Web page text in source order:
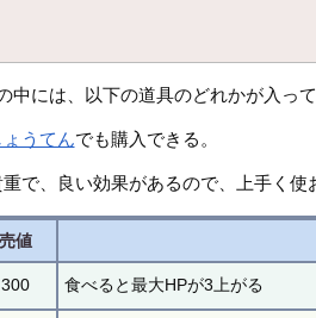
中には、以下の道具のどれかが入って
うてんでも購入できる。
で、良い効果があるので、上手く使
売値
300 食べると最大HPが3上がる